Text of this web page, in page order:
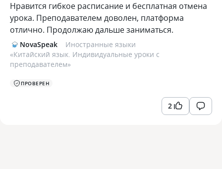
Нравится гибкое расписание и бесплатная отмена
урока. Преподавателем доволен, платформа
отлично. Продолжаю дальше заниматься.
NovaSpeak
Иностранные языки
«Китайский язык. Индивидуальные уроки с
преподавателем»
ПРОВЕРЕН
2